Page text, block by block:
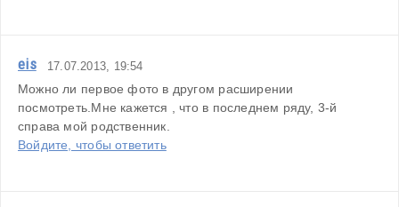
eis 17.07.2013, 19:54
Можно ли первое фото в другом расширении
посмотреть.Мне кажется , что в последнем ряду, 3-й
справа мой родственник.
Войдите, чтобы ответить